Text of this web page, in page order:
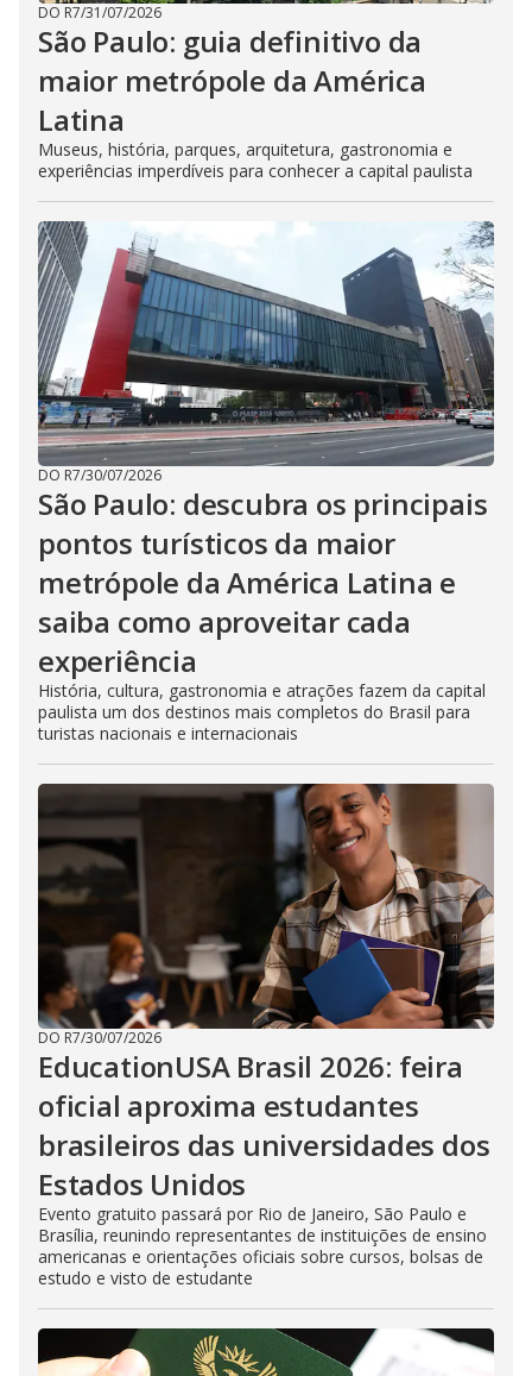
DO R7/31/07/2026
São Paulo: guia definitivo da
maior metrópole da América
Latina
Museus, história, parques, arquitetura, gastronomia e
experiências imperdíveis para conhecer a capital paulista
DO R7/30/07/2026
São Paulo: descubra os principais
pontos turísticos da maior
metrópole da América Latina e
saiba como aproveitar cada
experiência
História, cultura, gastronomia e atrações fazem da capital
paulista um dos destinos mais completos do Brasil para
turistas nacionais e internacionais
DO R7/30/07/2026
EducationUSA Brasil 2026: feira
oficial aproxima estudantes
brasileiros das universidades dos
Estados Unidos
Evento gratuito passará por Rio de Janeiro, São Paulo e
Brasília, reunindo representantes de instituições de ensino
americanas e orientações oficiais sobre cursos, bolsas de
estudo e visto de estudante